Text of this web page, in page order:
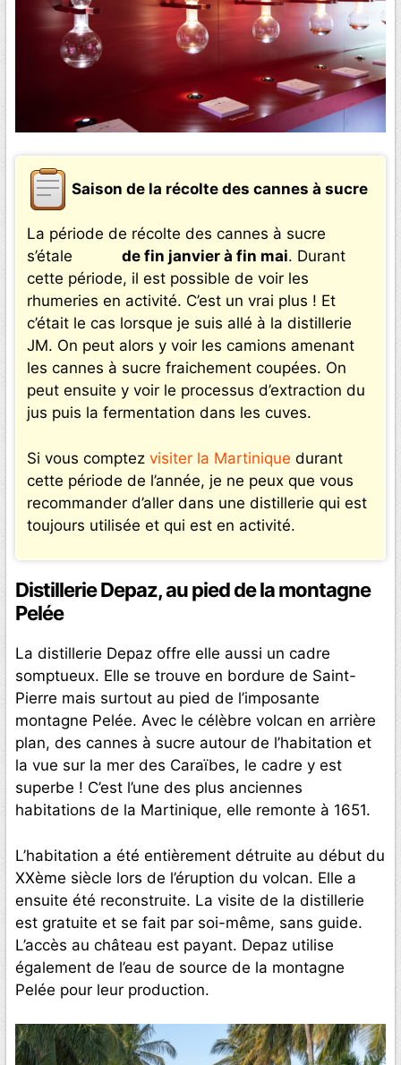
Saison de la récolte des cannes à sucre
La période de récolte des cannes à sucre
s’étale
de fin janvier à fin mai. Durant
cette période, il est possible de voir les
rhumeries en activité. C’est un vrai plus ! Et
c’était le cas lorsque je suis allé à la distillerie
JM. On peut alors y voir les camions amenant
les cannes à sucre fraichement coupées. On
peut ensuite y voir le processus d’extraction du
jus puis la fermentation dans les cuves.
Si vous comptez visiter la Martinique durant
cette période de l’année, je ne peux que vous
recommander d’aller dans une distillerie qui est
toujours utilisée et qui est en activité.
Distillerie Depaz, au pied de la montagne
Pelée
La distillerie Depaz offre elle aussi un cadre
somptueux. Elle se trouve en bordure de Saint-
Pierre mais surtout au pied de l’imposante
montagne Pelée. Avec le célèbre volcan en arrière
plan, des cannes à sucre autour de l’habitation et
la vue sur la mer des Caraïbes, le cadre y est
superbe ! C’est l’une des plus anciennes
habitations de la Martinique, elle remonte à 1651.
L’habitation a été entièrement détruite au début du
XXème siècle lors de l’éruption du volcan. Elle a
ensuite été reconstruite. La visite de la distillerie
est gratuite et se fait par soi-même, sans guide.
L’accès au château est payant. Depaz utilise
également de l’eau de source de la montagne
Pelée pour leur production.